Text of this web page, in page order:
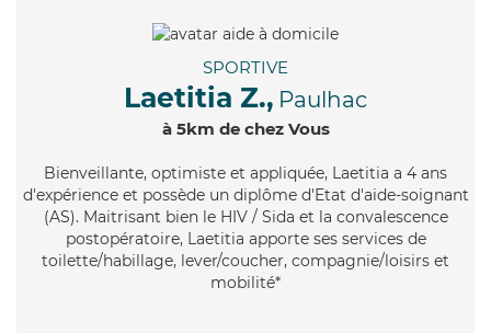
SPORTIVE
Laetitia Z., Paulhac
à 5km de chez Vous
Bienveillante, optimiste et appliquée, Laetitia a 4 ans
d'expérience et possède un diplôme d'Etat d'aide-soignant
(AS). Maitrisant bien le HIV / Sida et la convalescence
postopératoire, Laetitia apporte ses services de
toilette/habillage, lever/coucher, compagnie/loisirs et
mobilité*